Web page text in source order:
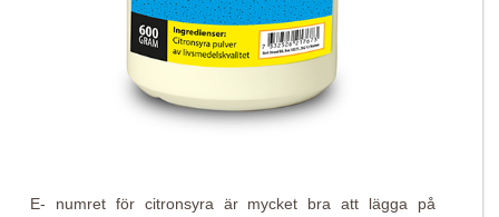
E- numret för citronsyra är mycket bra att lägga på